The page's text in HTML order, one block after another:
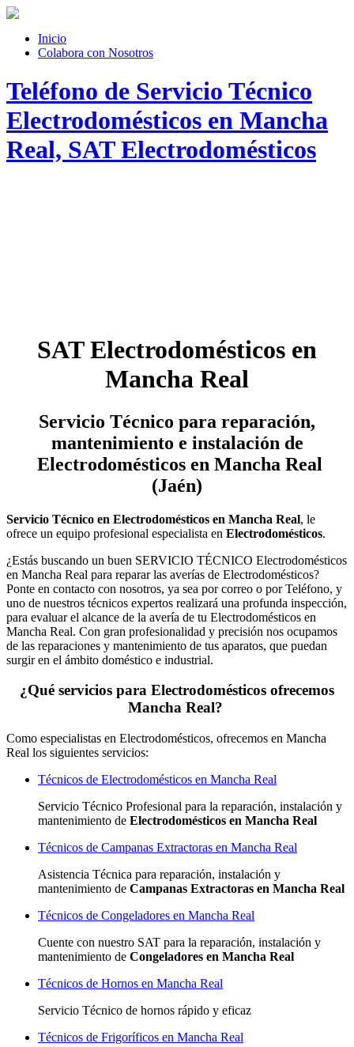
Inicio
Colabora con Nosotros
Teléfono de Servicio Técnico
Electrodomésticos en Mancha
Real, SAT Electrodomésticos
SAT Electrodomésticos en
Mancha Real
Servicio Técnico para reparación,
mantenimiento e instalación de
Electrodomésticos en Mancha Real
(Jaén)
Servicio Técnico en Electrodomésticos en Mancha Real, le
ofrece un equipo profesional especialista en Electrodomésticos.
¿Estás buscando un buen SERVICIO TÉCNICO Electrodomésticos
en Mancha Real para reparar las averías de Electrodomésticos?
Ponte en contacto con nosotros, ya sea por correo o por Teléfono, y
uno de nuestros técnicos expertos realizará una profunda inspección,
para evaluar el alcance de la avería de tu Electrodomésticos en
Mancha Real. Con gran profesionalidad y precisión nos ocupamos
de las reparaciones y mantenimiento de tus aparatos, que puedan
surgir en el ámbito doméstico e industrial.
¿Qué servicios para Electrodomésticos ofrecemos
Mancha Real?
Como especialistas en Electrodomésticos, ofrecemos en Mancha
Real los siguientes servicios:
Técnicos de Electrodomésticos en Mancha Real
Servicio Técnico Profesional para la reparación, instalación y
mantenimiento de Electrodomésticos en Mancha Real
Técnicos de Campanas Extractoras en Mancha Real
Asistencia Técnica para reparación, instalación y
mantenimiento de Campanas Extractoras en Mancha Real
Técnicos de Congeladores en Mancha Real
Cuente con nuestro SAT para la reparación, instalación y
mantenimiento de Congeladores en Mancha Real
Técnicos de Hornos en Mancha Real
Servicio Técnico de hornos rápido y eficaz
Técnicos de Frigoríficos en Mancha Real